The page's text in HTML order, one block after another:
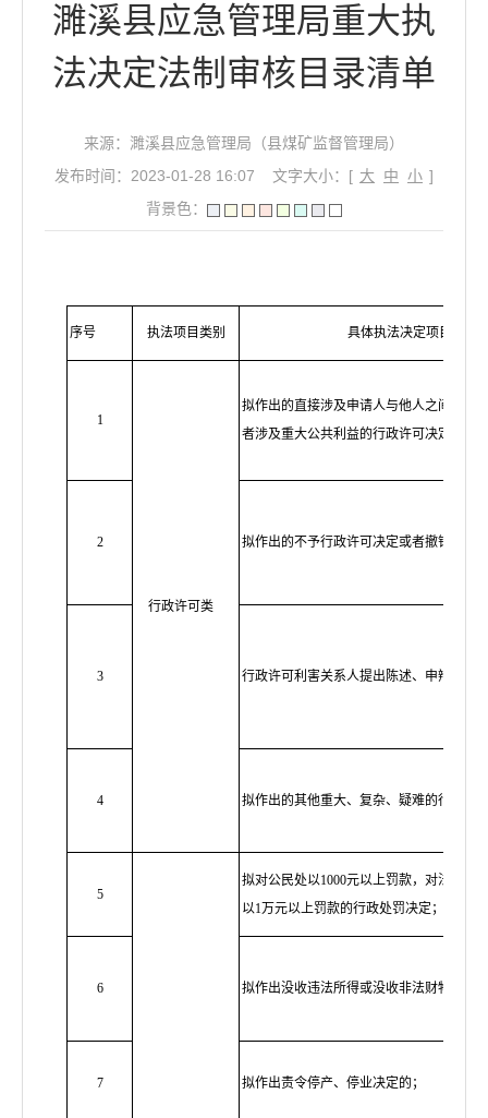
濉溪县应急管理局重大执
法决定法制审核目录清单
来源：濉溪县应急管理局（县煤矿监督管理局）
发布时间：2023-01-28 16:07
文字大小：[ 大 中 小 ]
背景色：
序号 执法项目类别 具体执法决定项目
1
行政许可类
拟作出的直接涉及申请人与他人之间有重
者涉及重大公共利益的行政许可决定；
2 拟作出的不予行政许可决定或者撤销行政
3 行政许可利害关系人提出陈述、申辩的行
4 拟作出的其他重大、复杂、疑难的行政许
5
拟对公民处以1000元以上罚款，对法人或
以1万元以上罚款的行政处罚决定；
6 拟作出没收违法所得或没收非法财物的行
7 拟作出责令停产、停业决定的；